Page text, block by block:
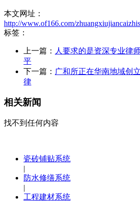
本文网址：
http://www.of166.com/
标签：
上一篇： 人要求的是资深专业律
平
下一篇： 广和所正在华南地域创
律
相关新闻
找不到任何内容
瓷砖铺贴系统
|
防水修缮系统
|
工程建材系统